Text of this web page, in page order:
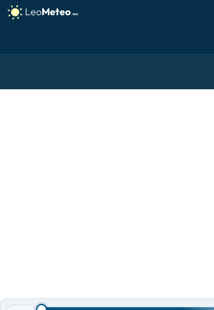
ALADIN CZ 2.3 km